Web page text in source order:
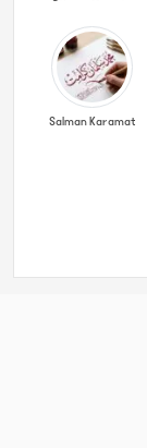
Salman Karamat